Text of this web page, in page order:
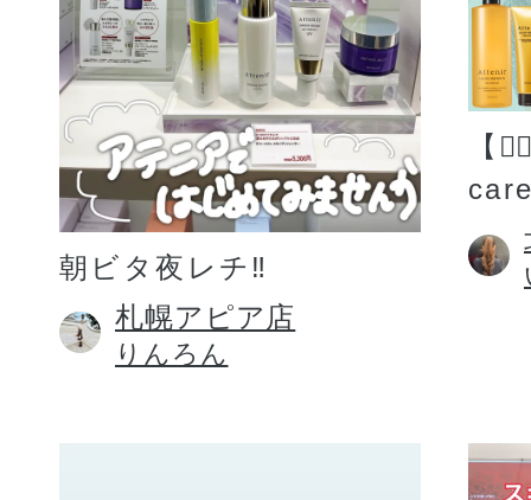
朝ビタ夜レチ‼️
札幌アピア店
りんろん
【